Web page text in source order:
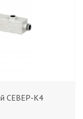
СЕВЕР-К4